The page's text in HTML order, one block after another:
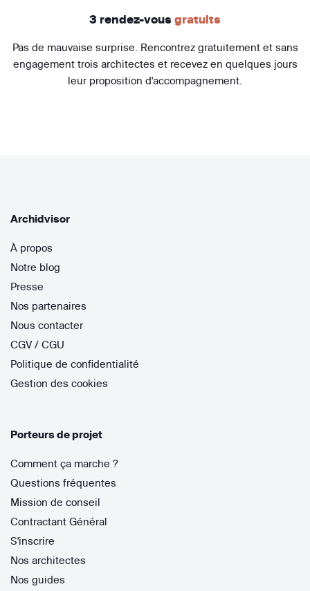
3 rendez-vous gratuits
Pas de mauvaise surprise. Rencontrez gratuitement et sans
engagement trois architectes et recevez en quelques jours
leur proposition d'accompagnement.
Archidvisor
À propos
Notre blog
Presse
Nos partenaires
Nous contacter
CGV / CGU
Politique de confidentialité
Gestion des cookies
Porteurs de projet
Comment ça marche ?
Questions fréquentes
Mission de conseil
Contractant Général
S'inscrire
Nos architectes
Nos guides